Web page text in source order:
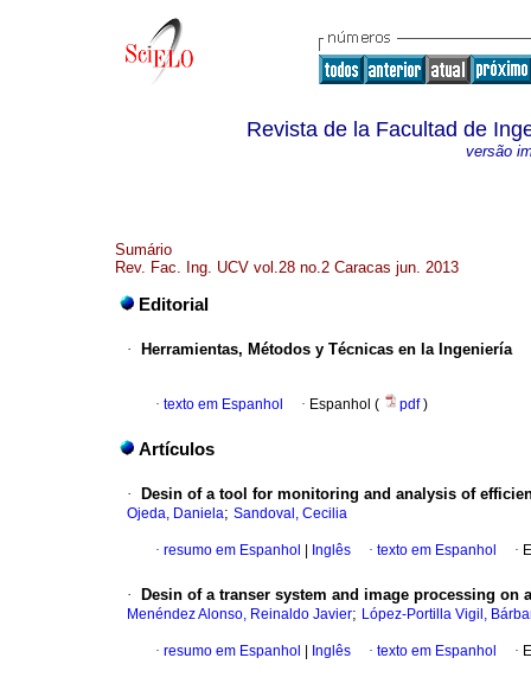
Revista de la Facultad de
versão
Sumário
Rev. Fac. Ing. UCV vol.28 no.2 Caracas jun. 2013
Editorial
· Herramientas, Métodos y Técnicas en la Ingeniería
· texto em Espanhol · Espanhol ( pdf)
Artículos
· Desin of a tool for monitoring and analysis of
Ojeda, Daniela; Sandoval, Cecilia
· resumo em Espanhol Inglês · texto em Espanhol ·
· Desin of a transer system and image processing on
Menéndez Alonso, Reinaldo Javier; López-Portilla Vigil,
· resumo em Espanhol Inglês · texto em Espanhol ·